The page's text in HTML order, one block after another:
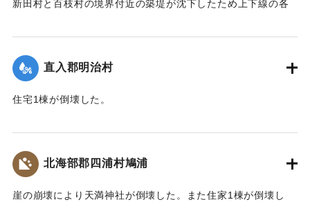
新田村と百枝村の境界付近の築堤が沈下したため上下線の各
｜固有コード:
直入郡明治村
住宅1棟が倒壊した。
｜固有コード: 00480028
北海部郡四浦村鳩浦
崖の崩壊により天満神社が倒壊した。また住家1棟が倒壊し